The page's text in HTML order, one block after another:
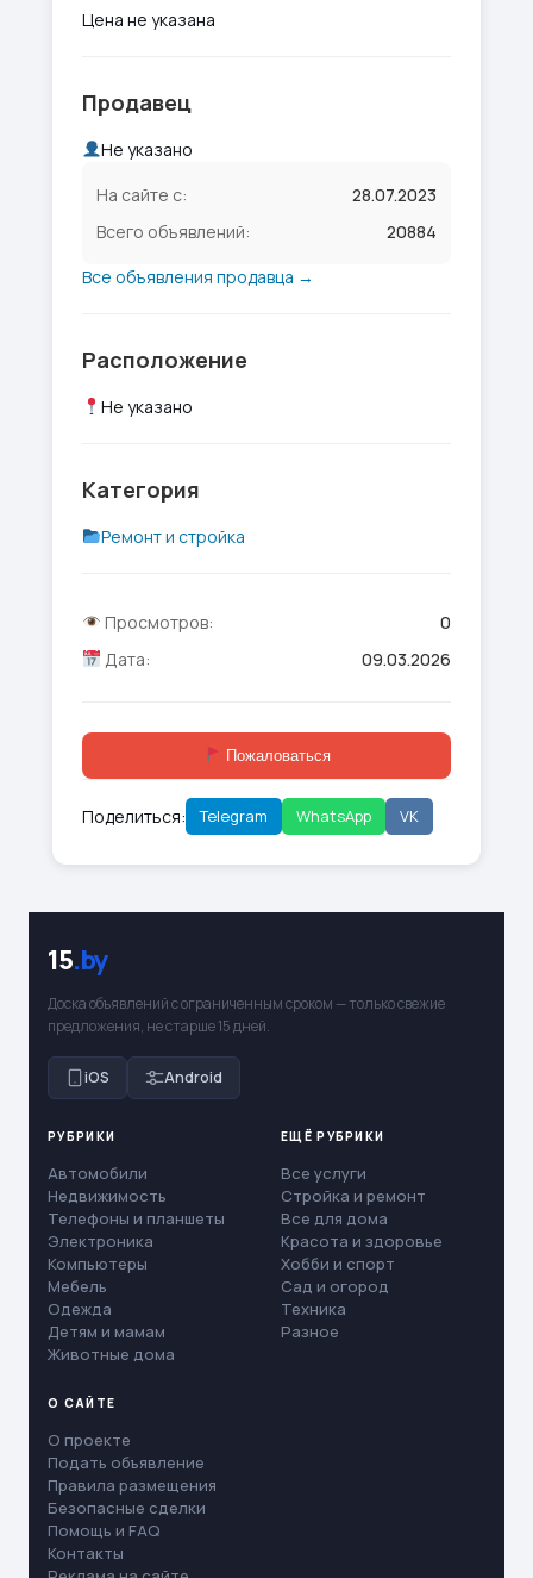
Цена не указана
Продавец
Не указано
На сайте с:
28.07.2023
Всего объявлений:
20884
Все объявления продавца →
Расположение
Не указано
Категория
Ремонт и стройка
Просмотров:
0
Дата:
09.03.2026
Пожаловаться
Поделиться: Telegram WhatsApp VK
15.by
Доска объявлений с ограниченным сроком — только свежие
предложения, не старше 15 дней.
iOS Android
РУБРИКИ
Автомобили
Недвижимость
Телефоны и планшеты
Электроника
Компьютеры
Мебель
Одежда
Детям и мамам
Животные дома
ЕЩЁ РУБРИКИ
Все услуги
Стройка и ремонт
Все для дома
Красота и здоровье
Хобби и спорт
Сад и огород
Техника
Разное
О САЙТЕ
О проекте
Подать объявление
Правила размещения
Безопасные сделки
Помощь и FAQ
Контакты